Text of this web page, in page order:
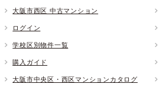
大阪市西区 中古マンション
ログイン
学校区別物件一覧
購入ガイド
大阪市中央区・西区マンションカタログ